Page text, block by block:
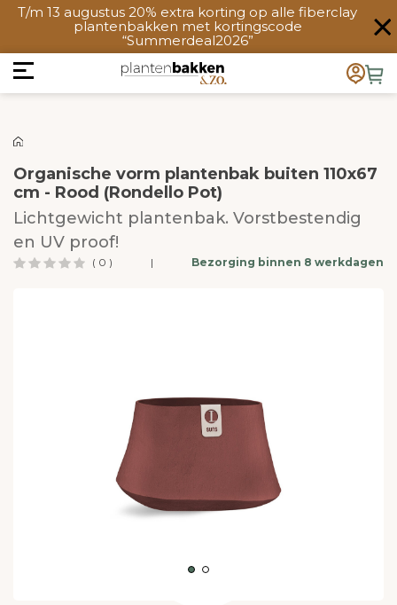
T/m 13 augustus 20% extra korting op alle fiberclay
plantenbakken met kortingscode
“Summerdeal2026”
Organische vorm plantenbak buiten 110x67
cm - Rood (Rondello Pot)
Lichtgewicht plantenbak. Vorstbestendig
en UV proof!
( 0 ) | Bezorging binnen 8 werkdagen